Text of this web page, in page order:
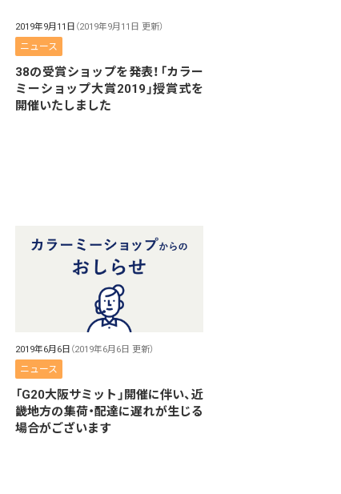
2019年9月11日 （2019年9月11日 更新）
ニュース
38の受賞ショップを発表！「カラー
ミーショップ大賞2019」授賞式を
開催いたしました
2019年6月6日 （2019年6月6日 更新）
ニュース
「G20大阪サミット」開催に伴い、近
畿地方の集荷・配達に遅れが生じる
場合がございます